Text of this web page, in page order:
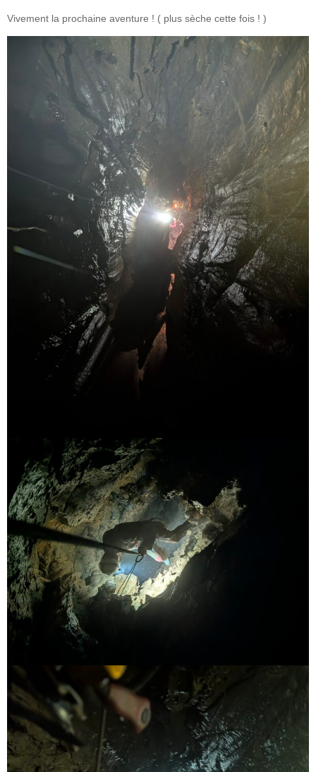
Vivement la prochaine aventure ! ( plus sèche cette fois ! )